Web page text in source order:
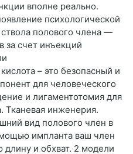
вполне реально.
психологической
полового члена —
за счет инъекций
– это безопасный и
для человеческого
и лигаментотомия для
Тканевая инженерия.
вид полового член в
импланта ваш член
длину и обхват. 2 модели